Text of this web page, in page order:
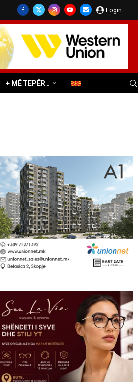
Login
+ MË TEPËR…